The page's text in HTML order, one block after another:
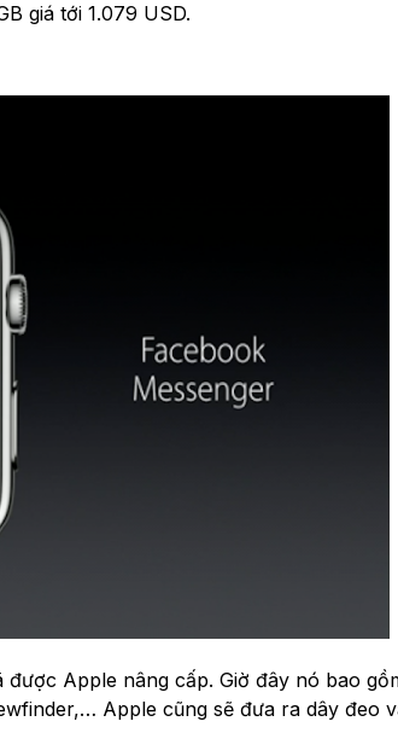
giá tới 1.079 USD.
Apple nâng cấp. Giờ đây nó bao
Apple cũng sẽ đưa ra dây đeo